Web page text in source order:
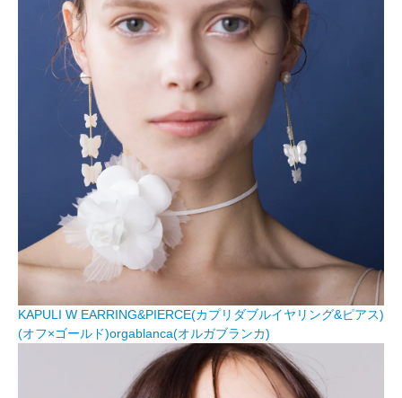
KAPULI W EARRING&PIERCE(カプリダブルイヤリング&ピアス)
(オフ×ゴールド)orgablanca(オルガブランカ)